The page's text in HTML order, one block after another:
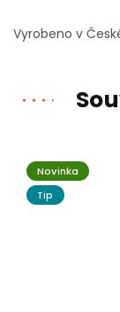
Vyrobeno v
Novinka
Tip